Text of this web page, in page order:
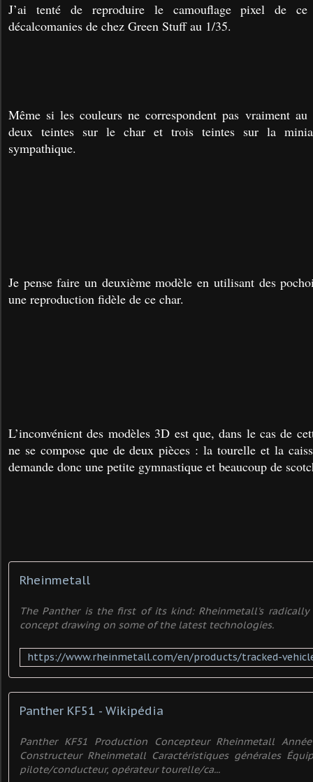
J’ai tenté de reproduire le camouflage pixel de
décalcomanies de chez Green Stuff au 1/35.
Même si les couleurs ne correspondent pas vraiment
deux teintes sur le char et trois teintes sur la
sympathique.
Je pense faire un deuxième modèle en utilisant des
une reproduction fidèle de ce char.
L’inconvénient des modèles 3D est que, dans le cas de
ne se compose que de deux pièces : la tourelle et la
demande donc une petite gymnastique et beaucoup de
Rheinmetall
The Panther is the first of its kind: Rheinmetall's
concept drawing on some of the latest technologies.
Panther KF51 - Wikipédia
Panther KF51 Production Concepteur Rheinmetall
Constructeur Rheinmetall Caractéristiques générales
pilote/conducteur, opérateur tourelle/ca...